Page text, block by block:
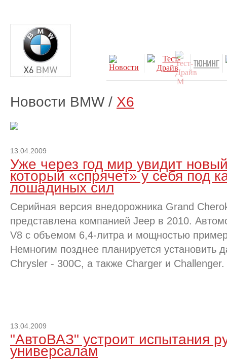
Новости BMW / X6
13.04.2009
Уже через год мир увидит
который «спрячет» у себя под
лошадиных сил
Серийная версия внедорожника Grand
представлена компанией Jeep в 2010.
V8 с объемом 6,4-литра и мощностью
Немногим позднее планируется установить
Chrysler - 300C, а также Charger и Challenger.
13.04.2009
"АвтоВАЗ" устроит испытания
универсалам